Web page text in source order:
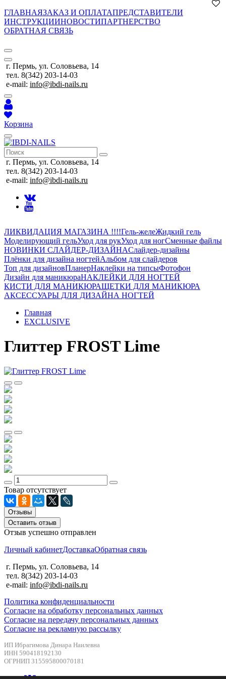
ГЛАВНАЯЗАКАЗ И ОПЛАТАПРЕДСТАВИТЕЛИ
ИНСТРУКЦИИНОВОСТИПАРТНЕРСТВО
ОБРАТНАЯ СВЯЗЬ
г. Пермь, ул. Соловьева, 14
тел. 8(342) 203-14-03
e-mail: info@ibdi-nails.ru
Корзина
г. Пермь, ул. Соловьева, 14
тел. 8(342) 203-14-03
e-mail: info@ibdi-nails.ru
ЛИКВИДАЦИЯ МАГАЗИНА !!!!Гель-желеЖидкий гель
Моделирующий гельУход для рукУход для ногСменные файлы
НОВИНКИ СЛАЙДЕР-ДИЗАЙНАСлайдер-дизайны
Плёнки для дизайна ногтейАльбом для слайдеров
Топ для дизайновПланерНаклейки на типсыФотофон
Дизайн для маникюраНАКЛЕЙКИ ДЛЯ НОГТЕЙ
КИСТИ ДЛЯ МАНИКЮРАЩЕТКИ ДЛЯ МАНИКЮРА
АКСЕССУАРЫ ДЛЯ ДИЗАЙНА НОГТЕЙ
Главная
EXCLUSIVE
Глиттер FROST Lime
Товар отсутствует
Отзывы
Оставить отзыв
Отзыв успешно отправлен
Личный кабинетДоставкаОбратная связь
г. Пермь, ул. Соловьева, 14
тел. 8(342) 203-14-03
e-mail: info@ibdi-nails.ru
Политика конфиденциальности
Согласие на обработку персональных данных
Согласие на передачу персональных данных
Согласие на рекламную рассылку
ИП Ибрагимова Динара Наилевна
ИНН 590418192130
ОГРНИП 315595800070181